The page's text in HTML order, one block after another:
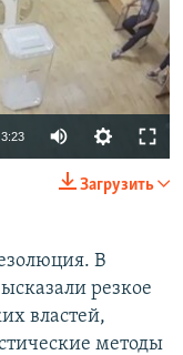
available
3:23
240p
720p
1080p
Загрузить
В
резкое
властей,
методы